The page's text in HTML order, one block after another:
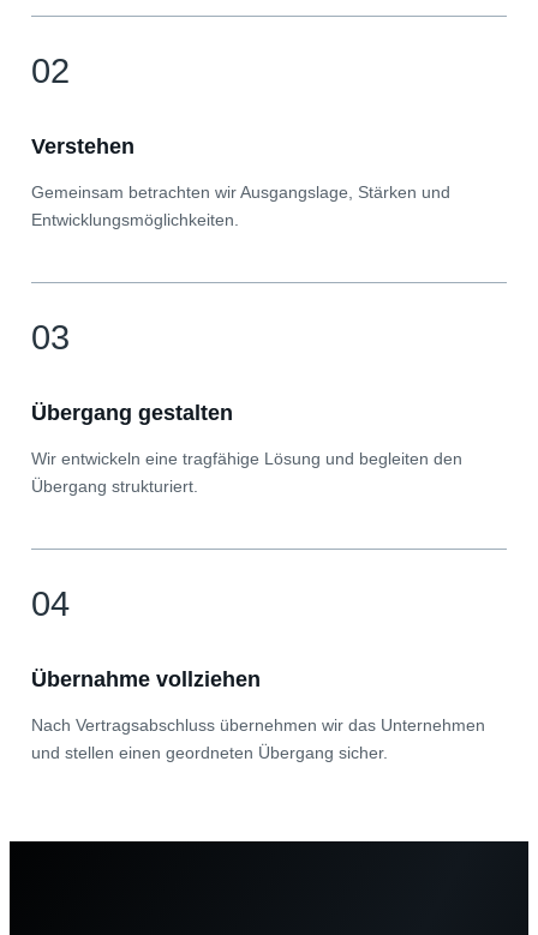
02
Verstehen
Gemeinsam betrachten wir Ausgangslage, Stärken und
Entwicklungsmöglichkeiten.
03
Übergang gestalten
Wir entwickeln eine tragfähige Lösung und begleiten den
Übergang strukturiert.
04
Übernahme vollziehen
Nach Vertragsabschluss übernehmen wir das Unternehmen
und stellen einen geordneten Übergang sicher.